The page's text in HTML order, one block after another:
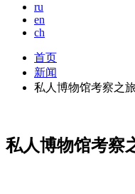
ru
en
ch
首页
新闻
私人博物馆考察之
私人博物馆考